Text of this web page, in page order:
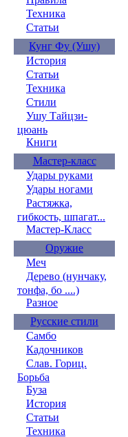
Техника
Статьи
Кунг Фу (Ушу)
История
Статьи
Техника
Стили
Ушу Тайцзи-
цюань
Книги
Мастер-класс
Удары руками
Удары ногами
Растяжка,
гибкость, шпагат...
Мастер-Класс
Оружие
Меч
Дерево (нунчаку,
тонфа, бо ....)
Разное
Русские стили
Самбо
Кадочников
Слав. Гориц.
Борьба
Буза
История
Статьи
Техника